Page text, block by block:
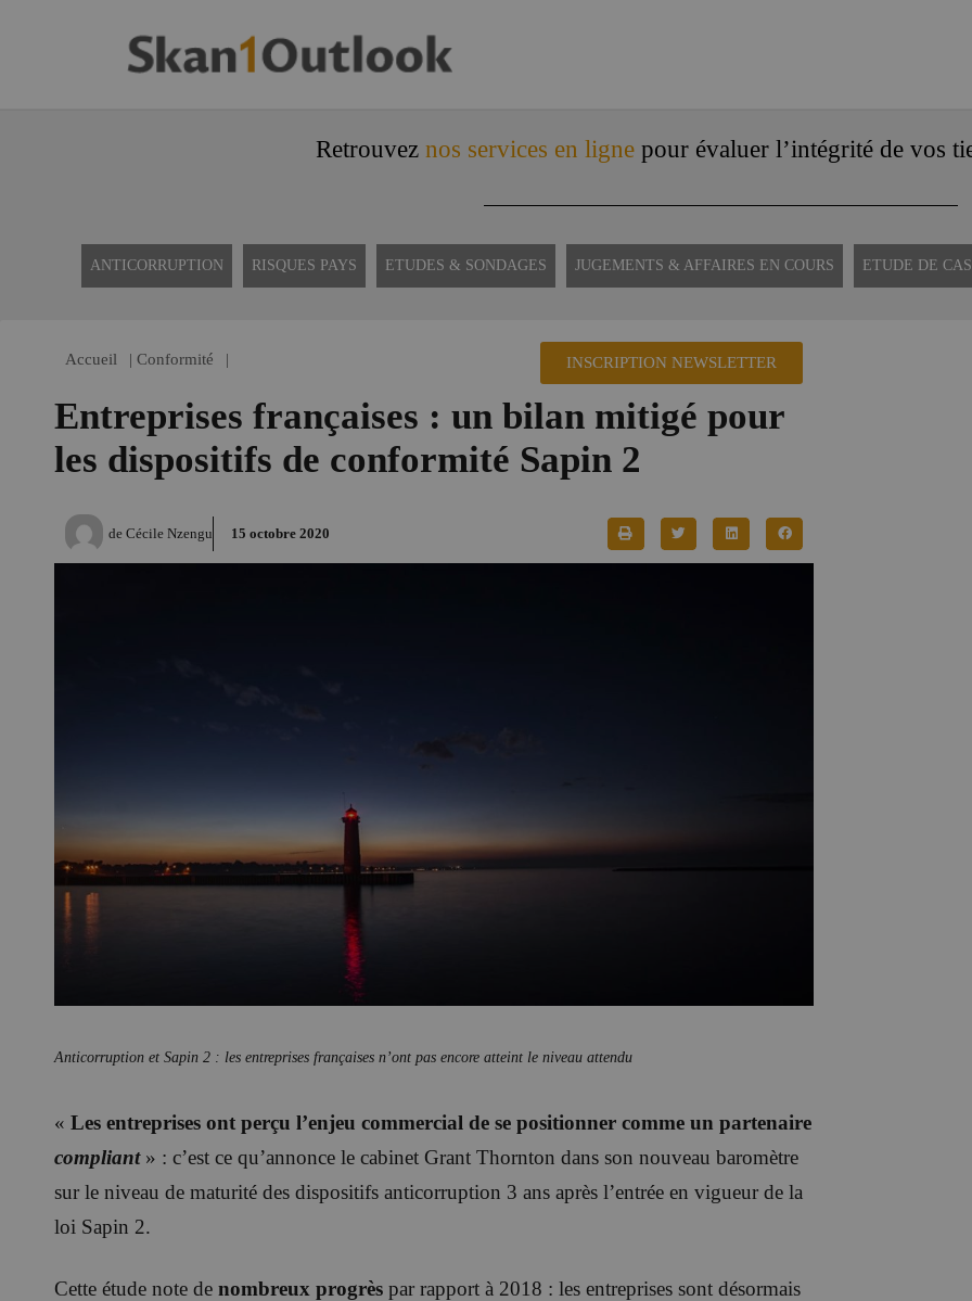
Retrouvez nos services en lignepour évaluer l’intégrité de vos
ANTICORRUPTION RISQUES PAYS ETUDES & SONDAGES JUGEMENTS & AFFAIRES EN COURS ETUDE DE CAS
Accueil | Conformité | INSCRIPTION NEWSLETTER
Entreprises françaises : un bilan mitigé pour
les dispositifs de conformité Sapin 2
de Cécile Nzengu 15 octobre 2020
Anticorruption et Sapin 2 : les entreprises françaises n’ont pas encore atteint le niveau attendu
« Les entreprises ont perçu l’enjeu commercial de se positionner comme un partenaire
compliant» : c’est ce qu’annonce le cabinet Grant Thornton dans son nouveau baromètre
sur le niveau de maturité des dispositifs anticorruption 3 ans après l’entrée en vigueur de la
loi Sapin 2.
Cette étude note de nombreux progrès par rapport à 2018 : les entreprises sont désormais